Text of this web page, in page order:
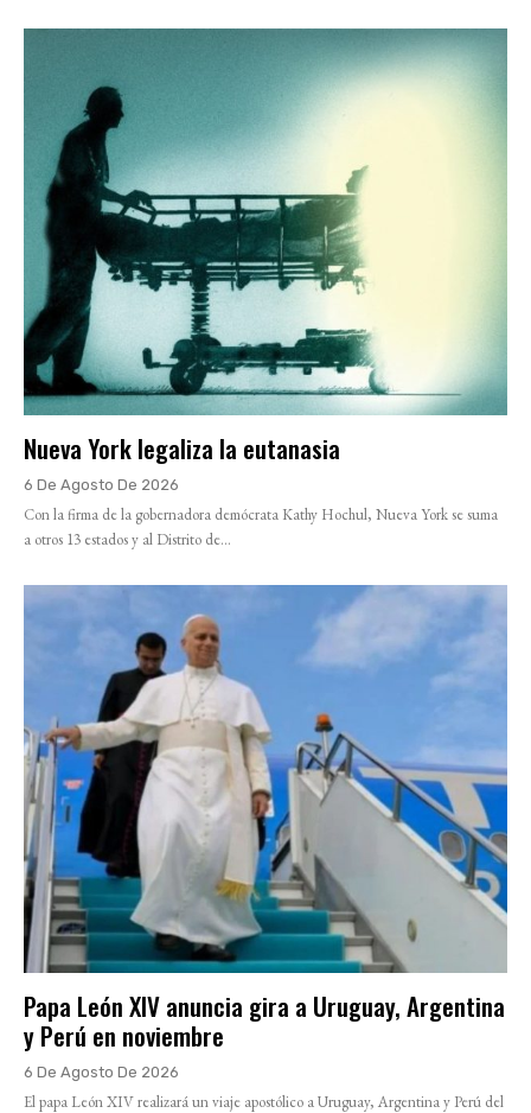
Nueva York legaliza la eutanasia
6 De Agosto De 2026
Con la firma de la gobernadora demócrata Kathy Hochul, Nueva York se suma
a otros 13 estados y al Distrito de...
Papa León XIV anuncia gira a Uruguay, Argentina
y Perú en noviembre
6 De Agosto De 2026
El papa León XIV realizará un viaje apostólico a Uruguay, Argentina y Perú del